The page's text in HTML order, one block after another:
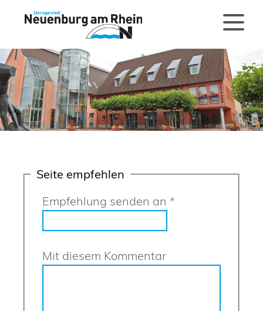
Seite empfehlen
Empfehlung senden an *
Mit diesem Kommentar